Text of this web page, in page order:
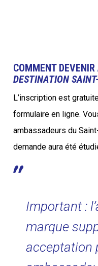
COMMENT
DESTINATION
L’inscription est
formulaire en ligne.
ambassadeurs du
demande aura été
Important :
marque
acceptation